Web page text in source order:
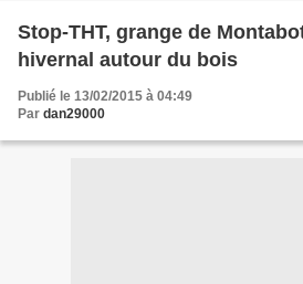
Stop-THT, grange de
hivernal autour du bois
Publié le 13/02/2015 à 04:49
Par dan29000